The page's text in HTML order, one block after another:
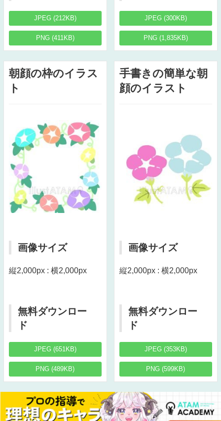
JPEG (212KB)
PNG (411KB)
JPEG (300KB)
PNG (1,835KB)
朝顔の枠のイラス
ト
画像サイズ
縦2,000px : 横2,000px
無料ダウンロー
ド
JPEG (651KB)
PNG (489KB)
手書きの簡単な朝
顔のイラスト
画像サイズ
縦2,000px : 横2,000px
無料ダウンロー
ド
JPEG (353KB)
PNG (599KB)